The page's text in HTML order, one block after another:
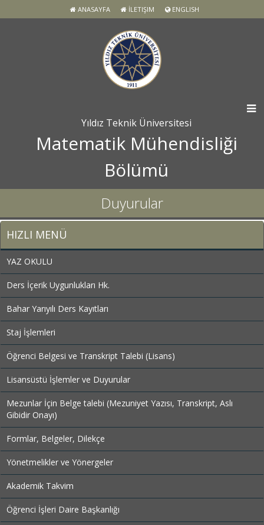
ANASAYFA İLETIŞIM ENGLISH
Yıldız Teknik Üniversitesi
Matematik Mühendisliği
Bölümü
Duyurular
HIZLI MENÜ
YAZ OKULU
Ders İçerik Uygunlukları Hk.
Bahar Yarıyılı Ders Kayıtları
Staj İşlemleri
Öğrenci Belgesi ve Transkript Talebi (Lisans)
Lisansüstü İşlemler ve Duyurular
Mezunlar İçin Belge talebi (Mezuniyet Yazısı, Transkript, Aslı
Gibidir Onayı)
Formlar, Belgeler, Dilekçe
Yönetmelikler ve Yönergeler
Akademik Takvim
Öğrenci İşleri Daire Başkanlığı